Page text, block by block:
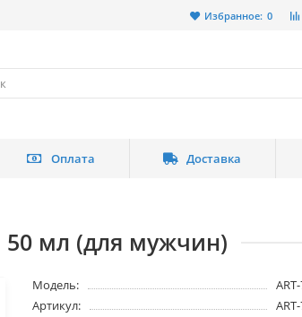
Избранное: 0
Оплата Доставка
50 мл (для мужчин)
Модель:
Артикул: